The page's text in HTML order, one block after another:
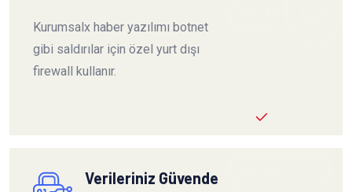
Kurumsalx haber yazılımı botnet
gibi saldırılar için özel yurt dışı
firewall kullanır.
Verileriniz Güvende